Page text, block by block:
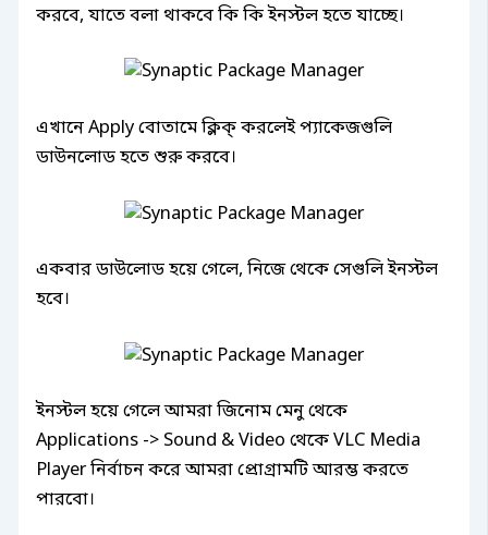
করবে, যাতে বলা থাকবে কি কি ইনস্টল হতে যাচ্ছে।
এখানে Apply বোতামে ক্লিক্ করলেই প্যাকেজগুলি
ডাউনলোড হতে শুরু করবে।
একবার ডাউলোড হয়ে গেলে, নিজে থেকে সেগুলি ইনস্টল
হবে।
ইনস্টল হয়ে গেলে আমরা জিনোম মেনু থেকে
Applications -> Sound & Video থেকে VLC Media
Player নির্বাচন করে আমরা প্রোগ্রামটি আরম্ভ করতে
পারবো।